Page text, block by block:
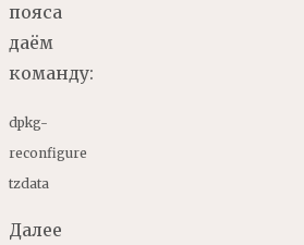
пояса
даём
команду:
dpkg-
reconfigure
tzdata
Далее